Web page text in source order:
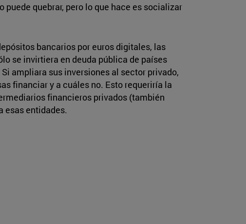
quebrar, pero lo que hace es socializar
bancarios por euros digitales, las
se invirtiera en deuda pública de países
ampliara sus inversiones al sector privado,
financiar y a cuáles no. Esto requeriría la
financieros privados (también
esas entidades.